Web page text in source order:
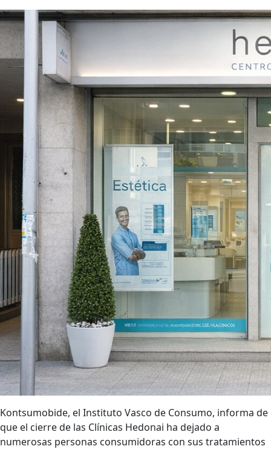
Kontsumobide, el Instituto Vasco de Consumo, informa de
que el cierre de las Clínicas Hedonai ha dejado a
numerosas personas consumidoras con sus tratamientos